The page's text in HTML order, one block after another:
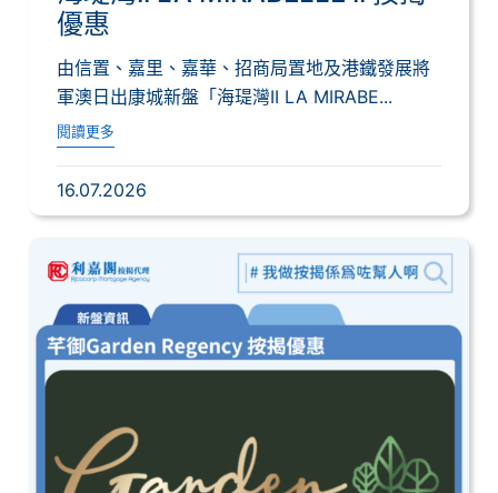
優惠
由信置、嘉里、嘉華、招商局置地及港鐵發展將
軍澳日出康城新盤「海瑅灣II LA MIRABE...
閱讀更多
16.07.2026